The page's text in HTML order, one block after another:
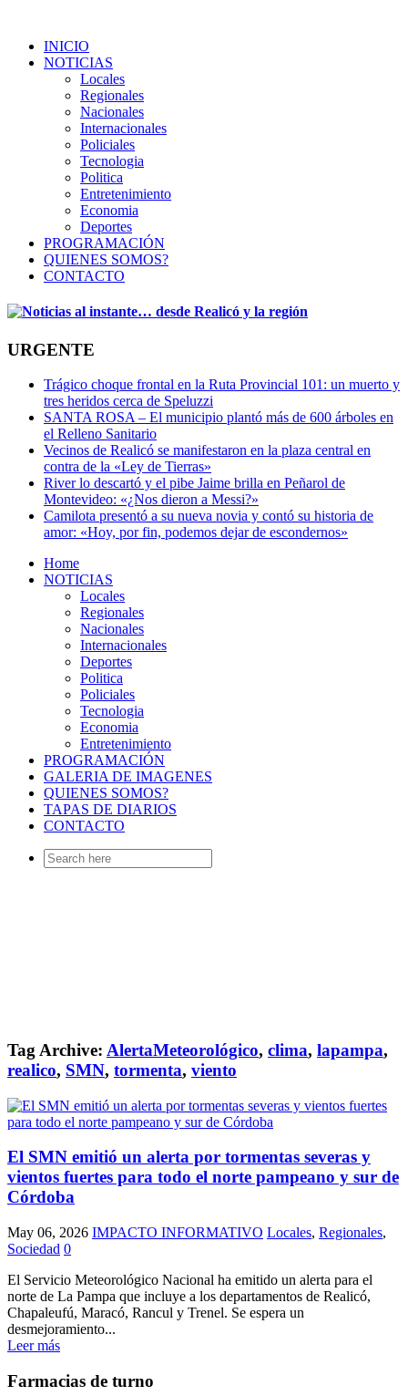
INICIO
NOTICIAS
Locales
Regionales
Nacionales
Internacionales
Policiales
Tecnologia
Politica
Entretenimiento
Economia
Deportes
PROGRAMACIÓN
QUIENES SOMOS?
CONTACTO
URGENTE
Trágico choque frontal en la Ruta Provincial 101: un muerto y
tres heridos cerca de Speluzzi
SANTA ROSA – El municipio plantó más de 600 árboles en
el Relleno Sanitario
Vecinos de Realicó se manifestaron en la plaza central en
contra de la «Ley de Tierras»
River lo descartó y el pibe Jaime brilla en Peñarol de
Montevideo: «¿Nos dieron a Messi?»
Camilota presentó a su nueva novia y contó su historia de
amor: «Hoy, por fin, podemos dejar de escondernos»
Home
NOTICIAS
Locales
Regionales
Nacionales
Internacionales
Deportes
Politica
Policiales
Tecnologia
Economia
Entretenimiento
PROGRAMACIÓN
GALERIA DE IMAGENES
QUIENES SOMOS?
TAPAS DE DIARIOS
CONTACTO
Search
for:
Tag Archive: AlertaMeteorológico, clima, lapampa,
realico, SMN, tormenta, viento
El SMN emitió un alerta por tormentas severas y
vientos fuertes para todo el norte pampeano y sur de
Córdoba
May 06, 2026 IMPACTO INFORMATIVO Locales, Regionales,
Sociedad 0
El Servicio Meteorológico Nacional ha emitido un alerta para el
norte de La Pampa que incluye a los departamentos de Realicó,
Chapaleufú, Maracó, Rancul y Trenel. Se espera un
desmejoramiento...
Leer más
Farmacias de turno